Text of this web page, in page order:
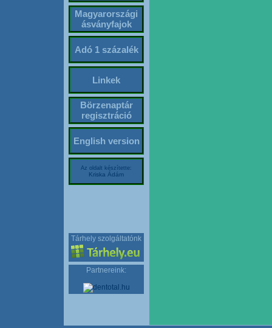
Magyarországi
ásványfajok
Adó 1 százalék
Linkek
Börzenaptár
regisztráció
English version
Az oldalt készítette:
Kriska Ádám
Tárhely szolgáltatónk
Partnereink: